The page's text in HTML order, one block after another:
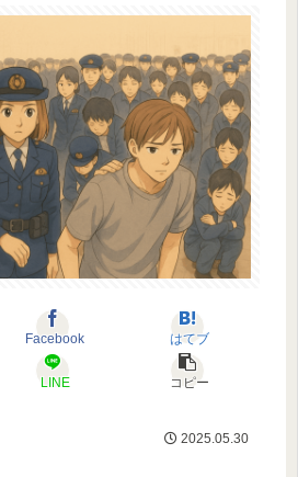
Facebook はてブ
LINE コピー
2025.05.30